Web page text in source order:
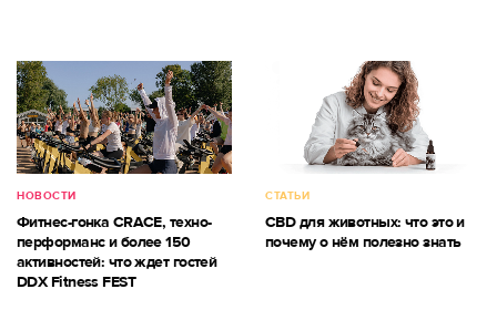
НОВОСТИ
Фитнес-гонка CRACE, техно-
перформанс и более 150
активностей: что ждет гостей
DDX Fitness FEST
СТАТЬИ
CBD для животных: что это и
почему о нём полезно знать